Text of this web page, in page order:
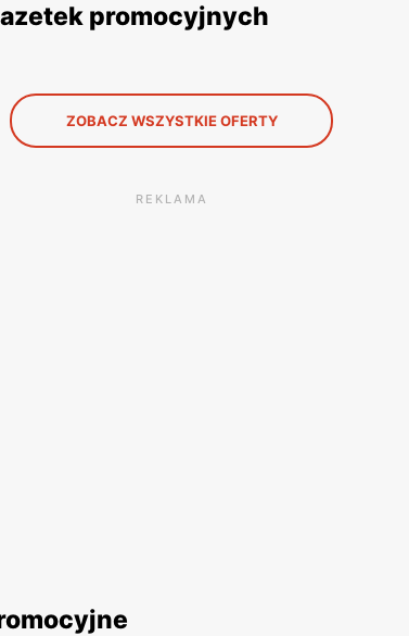
promocyjnych
ZOBACZ WSZYSTKIE OFERTY
REKLAMA